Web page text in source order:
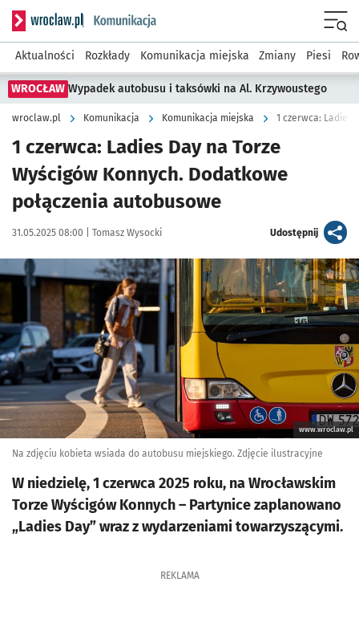
Serwis informacyjny wroclaw.pl podserwis: Komunikacja
Aktualności Rozkłady Komunikacja miejska Zmiany Piesi
WROCŁAW Wypadek autobusu i taksówki na Al. Krzywoustego
wroclaw.pl Komunikacja Komunikacja miejska
1 czerwca: Ladies Day na Torze
Wyścigów Konnych. Dodatkowe
połączenia autobusowe
Data publikacji:
31.05.2025 08:00 | Autor:
Tomasz Wysocki Udostępnijartykuł
Kliknij, aby powiększyć
www.wroclaw.pl
Na zdjęciu kobieta wsiada do autobusu miejskiego. Zdjęcie ilustracyjne
W niedzielę, 1 czerwca 2025 roku, na Wrocławskim
Torze Wyścigów Konnych – Partynice zaplanowano
„Ladies Day” wraz z wydarzeniami towarzyszącymi.
REKLAMA